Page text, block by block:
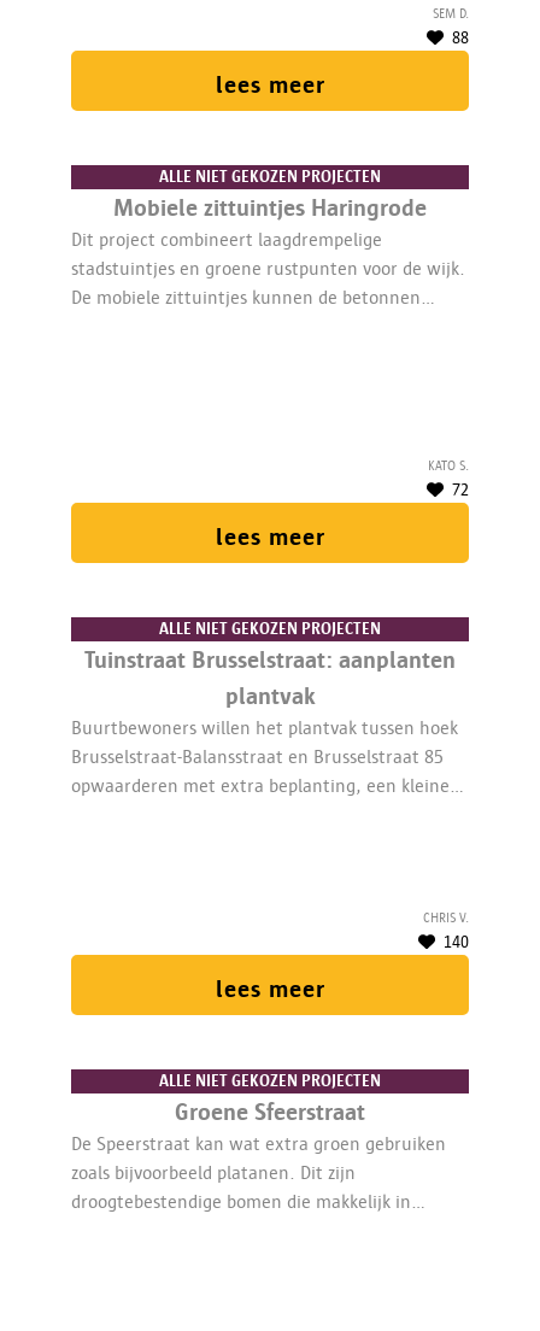
Sem D.
88
lees meer
ALLE NIET GEKOZEN PROJECTEN
Mobiele zittuintjes Haringrode
Dit project combineert laagdrempelige
stadstuintjes en groene rustpunten voor de wijk.
De mobiele zittuintjes kunnen de betonnen
Kato S.
72
lees meer
ALLE NIET GEKOZEN PROJECTEN
Tuinstraat Brusselstraat: aanplanten
plantvak
Buurtbewoners willen het plantvak tussen hoek
Brusselstraat-Balansstraat en Brusselstraat 85
opwaarderen met extra beplanting, een kleine
Chris V.
140
lees meer
ALLE NIET GEKOZEN PROJECTEN
Groene Sfeerstraat
De Speerstraat kan wat extra groen gebruiken
zoals bijvoorbeeld platanen. Dit zijn
droogtebestendige bomen die makkelijk in